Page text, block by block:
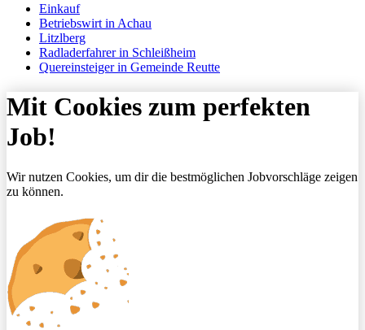
Einkauf
Betriebswirt in Achau
Litzlberg
Radladerfahrer in Schleißheim
Quereinsteiger in Gemeinde Reutte
Mit Cookies zum perfekten
Job!
Wir nutzen Cookies, um dir die bestmöglichen Jobvorschläge zeigen
zu können.